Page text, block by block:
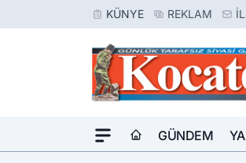
KÜNYE REKLAM
GÜNDEM